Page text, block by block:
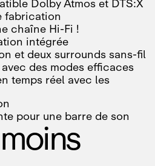
fabrication
chaîne Hi‑Fi !
intégrée
et deux surrounds sans‑fil
des modes efficaces
temps réel avec les
pour une barre de son